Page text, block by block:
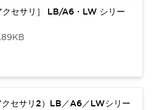
クセサリ］ LB/A6・LW シリー
クセサリ2）LB／A6／LWシリー